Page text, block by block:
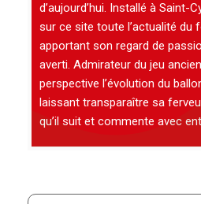
d’aujourd’hui. Installé à Saint-
sur ce site toute l’actualité du
apportant son regard de
averti. Admirateur du jeu
perspective l’évolution du
laissant transparaître sa
qu’il suit et commente avec